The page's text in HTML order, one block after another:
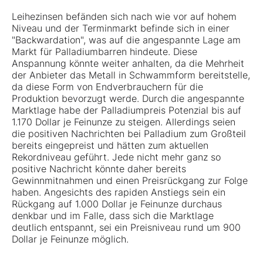
Leihezinsen befänden sich nach wie vor auf hohem
Niveau und der Terminmarkt befinde sich in einer
"Backwardation", was auf die angespannte Lage am
Markt für Palladiumbarren hindeute. Diese
Anspannung könnte weiter anhalten, da die Mehrheit
der Anbieter das Metall in Schwammform bereitstelle,
da diese Form von Endverbrauchern für die
Produktion bevorzugt werde. Durch die angespannte
Marktlage habe der Palladiumpreis Potenzial bis auf
1.170 Dollar je Feinunze zu steigen. Allerdings seien
die positiven Nachrichten bei Palladium zum Großteil
bereits eingepreist und hätten zum aktuellen
Rekordniveau geführt. Jede nicht mehr ganz so
positive Nachricht könnte daher bereits
Gewinnmitnahmen und einen Preisrückgang zur Folge
haben. Angesichts des rapiden Anstiegs sein ein
Rückgang auf 1.000 Dollar je Feinunze durchaus
denkbar und im Falle, dass sich die Marktlage
deutlich entspannt, sei ein Preisniveau rund um 900
Dollar je Feinunze möglich.